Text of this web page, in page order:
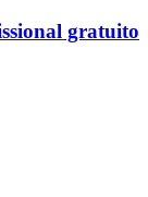
gratuito